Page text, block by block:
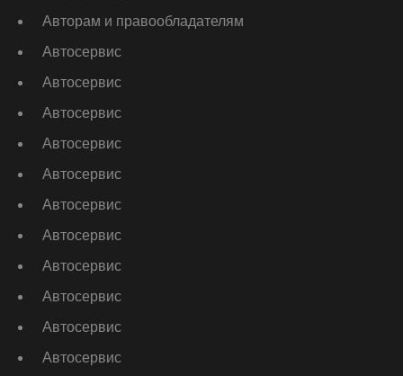
Авторам и правообладателям
Автосервис
Автосервис
Автосервис
Автосервис
Автосервис
Автосервис
Автосервис
Автосервис
Автосервис
Автосервис
Автосервис